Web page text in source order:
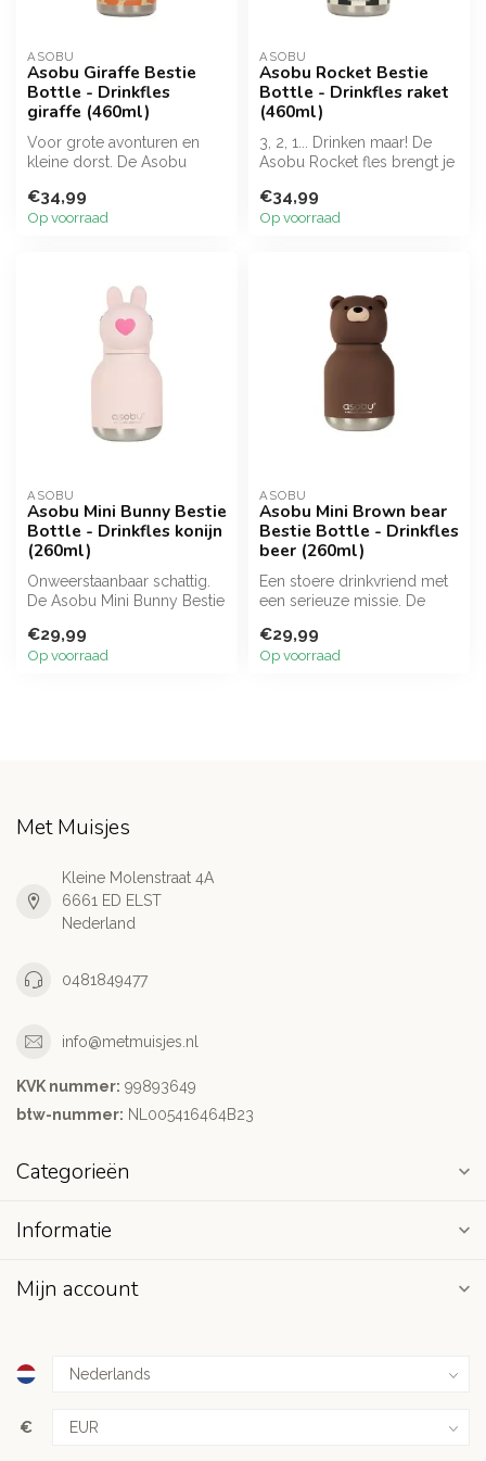
ASOBU
Asobu Giraffe Bestie
Bottle - Drinkfles
giraffe (460ml)
Voor grote avonturen en
kleine dorst. De Asobu
...
€34,99
Op voorraad
ASOBU
Asobu Rocket Bestie
Bottle - Drinkfles raket
(460ml)
3, 2, 1... Drinken maar! De
Asobu Rocket fles brengt je
€34,99
Op voorraad
ASOBU
Asobu Mini Bunny Bestie
Bottle - Drinkfles konijn
(260ml)
Onweerstaanbaar schattig.
De Asobu Mini Bunny Bestie
vacuüm...
€29,99
Op voorraad
ASOBU
Asobu Mini Brown bear
Bestie Bottle - Drinkfles
beer (260ml)
Een stoere drinkvriend met
een serieuze missie. De
een...
€29,99
Op voorraad
Met Muisjes
Kleine Molenstraat 4A
6661 ED ELST
Nederland
0481849477
info@metmuisjes.nl
KVK nummer: 99893649
btw-nummer: NL005416464B23
Categorieën
Informatie
Mijn account
€